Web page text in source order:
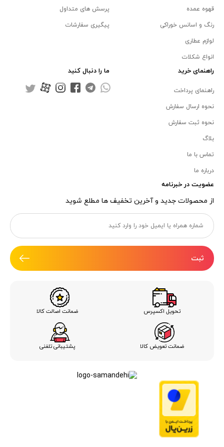
قهوه عمده
رنگ و اسانس خوراکی
لوازم عطاری
انواع شکلات
پرسش های متداول
پیگیری سفارشات
راهنمای خرید
راهنمای پرداخت
نحوه ارسال سفارش
نحوه ثبت سفارش
بلاگ
تماس با ما
درباره ما
ما را دنبال کنید
عضویت در خبرنامه
از محصولات جدید و آخرین تخفیف ها مطلع شوید
ثبت
تحویل اکسپرس ضمانت اصالت کالا
ضمانت تعویض کالا پشتیبانی تلفنی